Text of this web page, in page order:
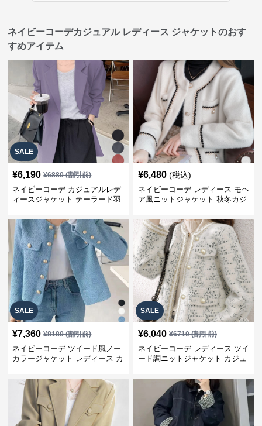
ネイビーコーデカジュアル レディース ジャケットのおす
すめアイテム
SALE
¥6,190 ¥6880(割引前)
ネイビーコーデ カジュアルレデ
ィースジャケット テーラード羽
¥6,480 (税込)
ネイビーコーデ レディース モヘ
ア風ニットジャケット 秋冬カジ
SALE
¥7,360 ¥8180(割引前)
ネイビーコーデ ツイード風ノー
カラージャケット レディース カ
SALE
¥6,040 ¥6710(割引前)
ネイビーコーデ レディース ツイ
ード調ニットジャケット カジュ